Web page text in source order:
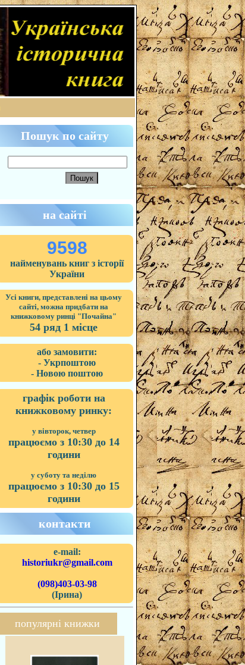
Пошук по сайту
на сайті
9598
найменувань книг з історії
України
Усі книги, представлені на цьому
сайті, можна придбати на
книжковому ринці "Почайна"
54 ряд 1 місце
або замовити:
- Укрпоштою
- Новою поштою
графік роботи на
книжковому ринку:
у вівторок, четвер
працюємо з 10:30 до 14
години
у суботу та неділю
працюємо з 10:30 до 15
години
контакти
e-mail:
historiukr@gmail.com
(098)403-03-98
(Ірина)
популярні книжки